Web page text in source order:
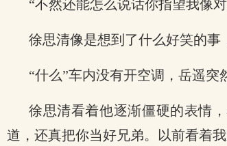
“不然还能怎么说话你指望我像
徐思清像是想到了什么好笑的事
“什么”车内没有开空调，岳遥
徐思清看着他逐渐僵硬的表情
道，还真把你当好兄弟。以前看着